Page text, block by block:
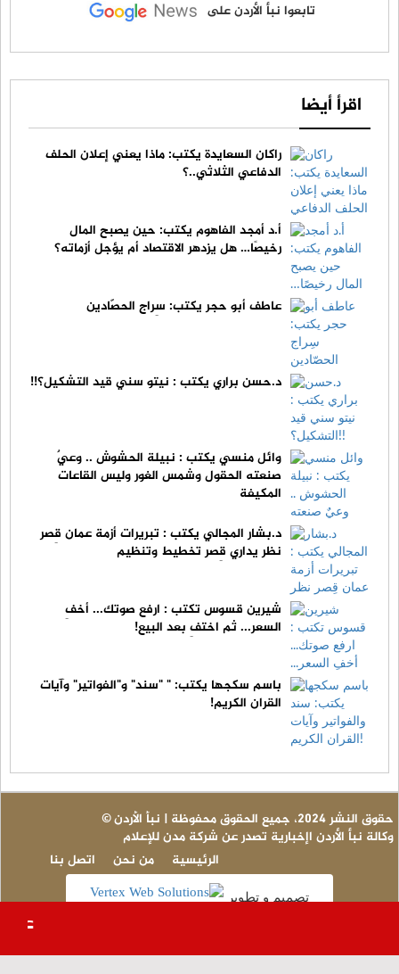
تابعوا نبأ الأردن على
اقرأ أيضا
راكان السعايدة يكتب: ماذا يعني إعلان الحلف
الدفاعي الثلاثي..؟
أ.د أمجد الفاهوم يكتب: حين يصبح المال
رخيصًا… هل يزدهر الاقتصاد أم يؤجل أزماته؟
عاطف أبو حجر يكتب: سِراج الحصّادين
د.حسن براري يكتب : نيتو سني قيد التشكيل؟!!
وائل منسي يكتب : نبيلة الحشوش .. وعيٌ
صنعته الحقول وشمس الغور وليس القاعات
المكيفة
د.بشار المجالي يكتب : تبريرات أزمة عمان قِصر
نظر يداري قِصر تخطيط وتنظيم
شيرين قسوس تكتب : ارفع صوتك... أخفِ
السعر... ثم اختفِ بعد البيع!
باسم سكجها يكتب: " "سند" و"الفواتير" وآيات
القران الكريم!
© حقوق النشر 2024، جميع الحقوق محفوظة | نبأ الأردن
وكالة نبأ الأردن اإخبارية تصدر عن شركة مدن للإعلام
اتصل بنا
من نحن الرئيسية
تصميم و تطوير